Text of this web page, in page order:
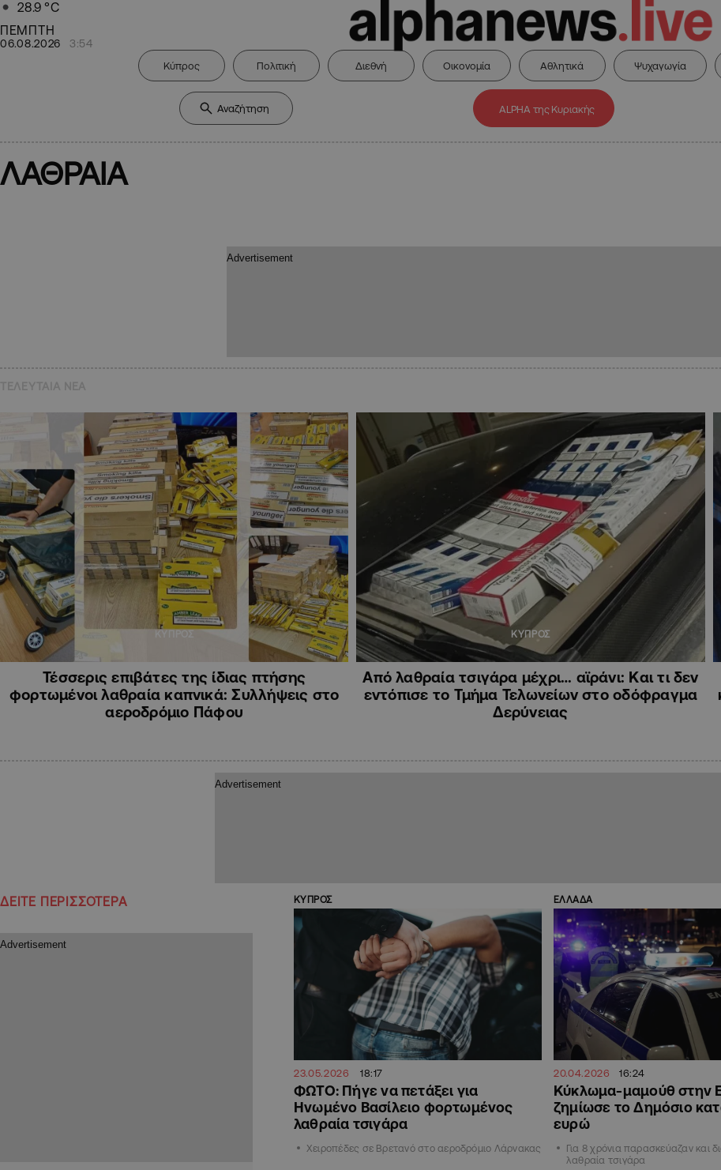
28.9 °C
ΠΕΜΠΤΗ
06.08.2026 3:54
Κύπρος Πολιτική Διεθνή Οικονομία Αθλητικά Ψυχαγωγία
ALPHA της Κυριακής
ΛΑΘΡΑΙΑ
ΚΥΠΡΟΣ
Τέσσερις επιβάτες της ίδιας πτήσης
φορτωμένοι λαθραία καπνικά: Συλλήψεις στο
αεροδρόμιο Πάφου
ΚΥΠΡΟΣ
Από λαθραία τσιγάρα μέχρι… αϊράνι: Και τι δεν
εντόπισε το Τμήμα Τελωνείων στο οδόφραγμα
Δερύνειας
ΔΕΙΤΕ ΠΕΡΙΣΣΟΤΕΡΑ ΚΥΠΡΟΣ
23.05.2026 18:17
ΦΩΤΟ: Πήγε να πετάξει για
Ηνωμένο Βασίλειο φορτωμένος
λαθραία τσιγάρα
Χειροπέδες σε Βρετανό στο αεροδρόμιο Λάρνακας
ΕΛΛΑΔΑ
20.04.2026 16:24
Κύκλωμα-μαμούθ στην
ζημίωσε το Δημόσιο
ευρώ
Για 8 χρόνια παρασκεύαζαν και
λαθραία τσιγάρα